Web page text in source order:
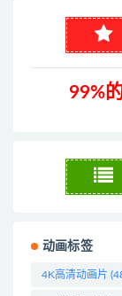
99%
动画标签
4K高清动画片